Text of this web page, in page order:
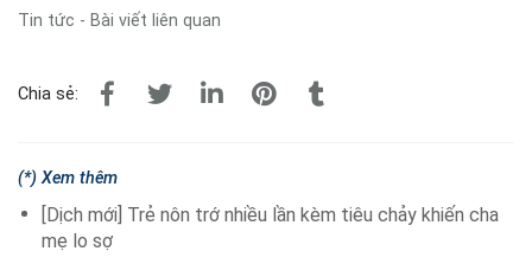
Tin tức - Bài viết liên quan
Chia sẻ:
(*) Xem thêm
[Dịch mới] Trẻ nôn trớ nhiều lần kèm tiêu chảy khiến cha
mẹ lo sợ